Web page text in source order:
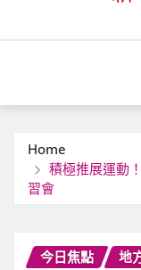
Home
積極推展運動
習會
今日焦點 地